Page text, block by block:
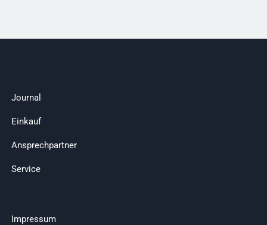
Journal
Einkauf
Ansprechpartner
Service
Impressum